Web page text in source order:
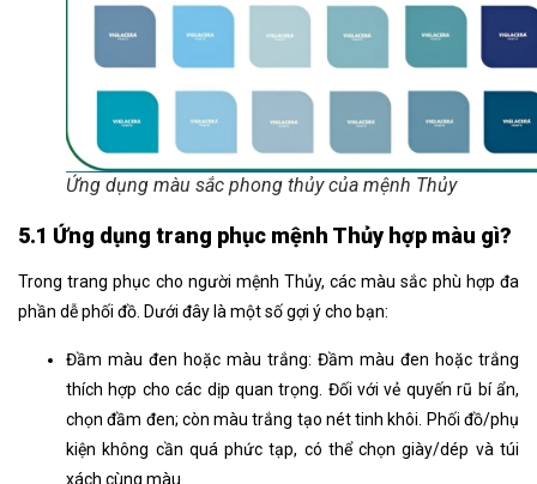
Ứng dụng màu sắc phong thủy của mệnh Thủy
5.1 Ứng dụng trang phục mệnh Thủy hợp màu gì?
Trong trang phục cho người mệnh Thủy, các màu sắc phù hợp đa
phần dễ phối đồ. Dưới đây là một số gợi ý cho bạn:
Đầm màu đen hoặc màu trắng: Đầm màu đen hoặc trắng
thích hợp cho các dịp quan trọng. Đối với vẻ quyến rũ bí ẩn,
chọn đầm đen; còn màu trắng tạo nét tinh khôi. Phối đồ/phụ
kiện không cần quá phức tạp, có thể chọn giày/dép và túi
xách cùng màu.